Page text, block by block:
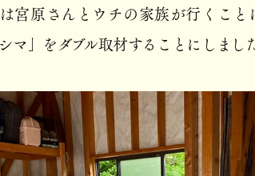
宮原さんとウチの家族が行くこ
マ」をダブル取材することにしまし